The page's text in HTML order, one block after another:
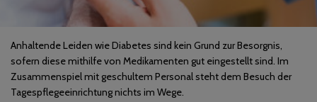
Anhaltende Leiden wie Diabetes sind kein Grund zur Besorgnis,
sofern diese mithilfe von Medikamenten gut eingestellt sind. Im
Zusammenspiel mit geschultem Personal steht dem Besuch der
Tagespflegeeinrichtung nichts im Wege.